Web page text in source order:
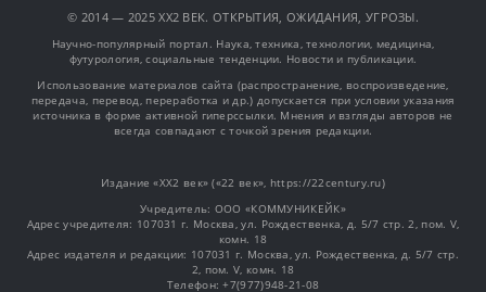
© 2014 — 2025 XX2 ВЕК. ОТКРЫТИЯ, ОЖИДАНИЯ, УГРОЗЫ.
Научно-популярный портал. Наука, техника, технологии, медицина,
футурология, социальные тенденции. Новости и публикации.
Использование материалов сайта (распространение, воспроизведение,
передача, перевод, переработка и др.) допускается при условии указания
источника в форме активной гиперссылки. Мнения и взгляды авторов не
всегда совпадают с точкой зрения редакции.
Издание «XX2 век» («22 век», https://22century.ru)
Учредитель: OOO «КОММУНИКЕЙК»
Адрес учредителя: 107031 г. Москва, ул. Рождественка, д. 5/7 стр. 2, пом. V,
комн. 18
Адрес издателя и редакции: 107031 г. Москва, ул. Рождественка, д. 5/7 стр.
2, пом. V, комн. 18
Телефон: +7(977)948-21-08